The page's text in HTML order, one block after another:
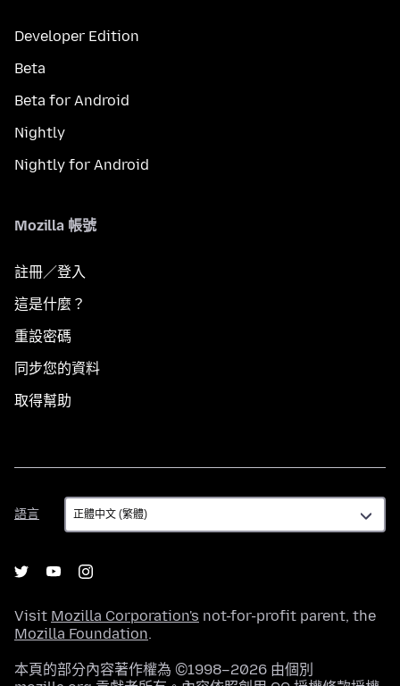
Developer Edition
Beta
Beta for Android
Nightly
Nightly for Android
Mozilla 帳號
註冊／登入
這是什麼？
重設密碼
同步您的資料
取得幫助
語言
語
言
Visit Mozilla Corporation's not-for-profit parent, the
Mozilla Foundation.
本頁的部分內容著作權為 ©1998–2026 由個別